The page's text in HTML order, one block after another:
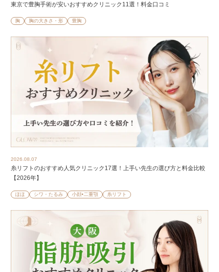
東京で豊胸手術が安いおすすめクリニック11選！料金口コミ
胸 胸の大きさ・形 豊胸
2026.08.07
糸リフトのおすすめ人気クリニック17選！上手い先生の選び方と料金比較
【2026年】
ほほ シワ・たるみ 小顔•二重顎 糸リフト